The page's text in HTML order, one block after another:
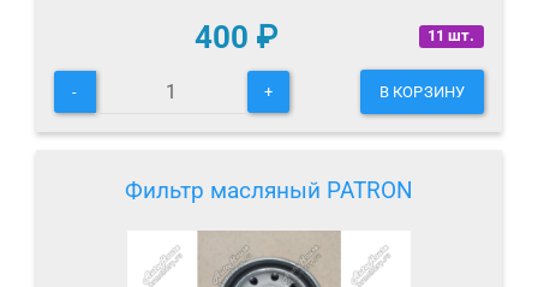
11 шт.
400 ₽
- + В КОРЗИНУ
Фильтр масляный PATRON